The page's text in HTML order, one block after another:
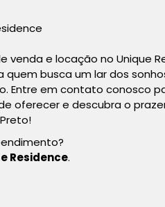
venda e locação no Unique
busca um lar dos
Entre em contato conosco
oferecer e descubra o
Residence.